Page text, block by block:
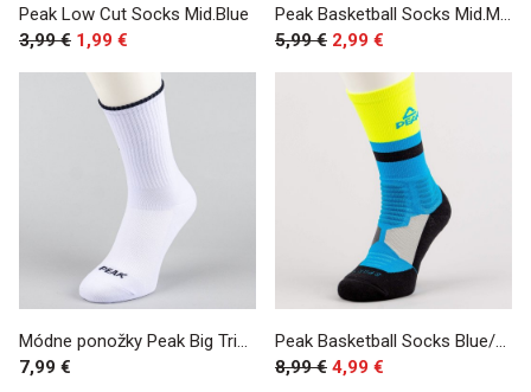
Peak Low Cut Socks Mid.Blue
3,99 € 1,99 €
Peak Basketball Socks Mid.Melange Grey/Black
5,99 € 2,99 €
Módne ponožky Peak Big Triangle WHITE
7,99 €
Peak Basketball Socks Blue/Black
8,99 € 4,99 €